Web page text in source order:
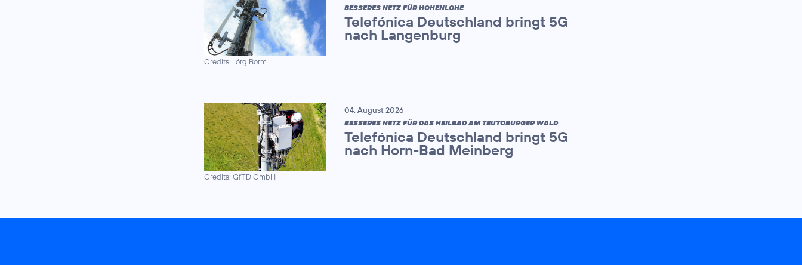
Credits: Jörg Borm
BESSERES NETZ FÜR HOHENLOHE
Telefónica Deutschland bringt 5G
nach Langenburg
Credits: GfTD GmbH
04. August 2026
BESSERES NETZ FÜR DAS HEILBAD AM TEUTOBURGER WALD
Telefónica Deutschland bringt 5G
nach Horn-Bad Meinberg